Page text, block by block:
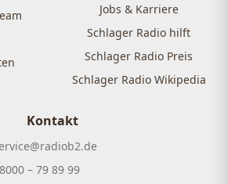
Jobs & Karriere
Schlager Radio hilft
Schlager Radio Preis
Schlager Radio Wikipedia
Kontakt
– 79 89 99